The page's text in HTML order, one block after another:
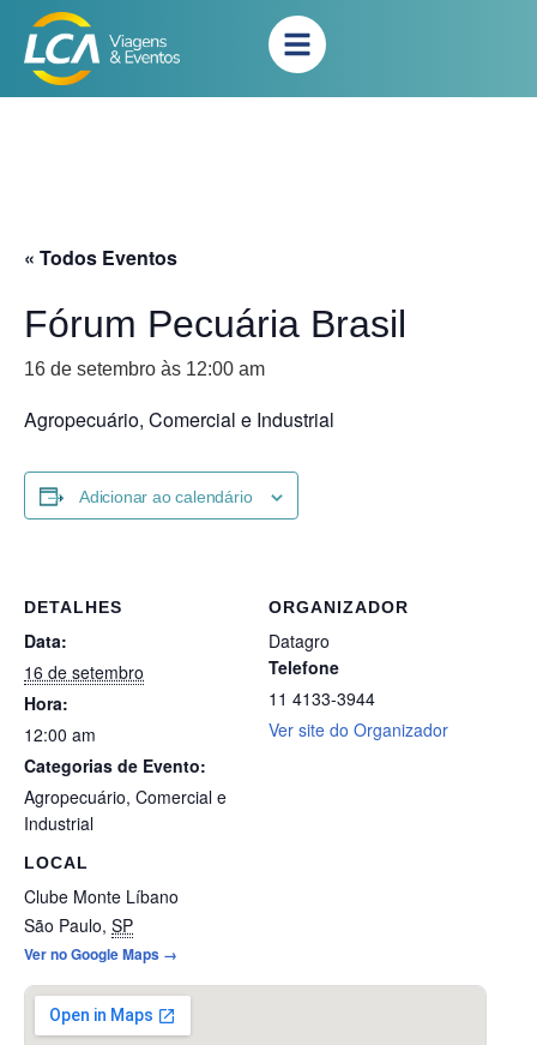
« Todos Eventos
Fórum Pecuária Brasil
16 de setembro às 12:00 am
Agropecuário, Comercial e Industrial
Adicionar ao calendário
DETALHES
Data:
16 de setembro
Hora:
12:00 am
Categorias de Evento:
Agropecuário, Comercial e
Industrial
LOCAL
Clube Monte Líbano
São Paulo, SP
Ver no Google Maps →
ORGANIZADOR
Datagro
Telefone
11 4133-3944
Ver site do Organizador